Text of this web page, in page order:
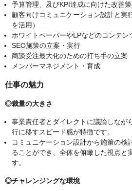
予算管理、及びKPI達成に向けた改善
顧客向けコミュニケーション設計と実
を活用）
ホワイトペーパーやLPなどのコンテン
SEO施策の立案・実行
商談受注最大化のための打ち手の立案
メンバーマネジメント・育成
仕事の魅力
◎裁量の大きさ
事業責任者とダイレクトに議論しなが
行に移すスピード感が特徴です。
コミュニケーション設計から施策の検
ることができ、全体を俯瞰した視点と
す。
◎チャレンジングな環境